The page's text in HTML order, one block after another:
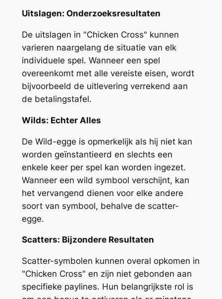
Uitslagen: Onderzoeksresultaten
De uitslagen in "Chicken Cross" kunnen
varieren naargelang de situatie van elk
individuele spel. Wanneer een spel
overeenkomt met alle vereiste eisen, wordt
bijvoorbeeld de uitlevering verrekend aan
de betalingstafel.
Wilds: Echter Alles
De Wild-egge is opmerkelijk als hij niet kan
worden geïnstantieerd en slechts een
enkele keer per spel kan worden ingezet.
Wanneer een wild symbool verschijnt, kan
het vervangend dienen voor elke andere
soort van symbool, behalve de scatter-
egge.
Scatters: Bijzondere Resultaten
Scatter-symbolen kunnen overal opkomen in
"Chicken Cross" en zijn niet gebonden aan
specifieke paylines. Hun belangrijkste rol is